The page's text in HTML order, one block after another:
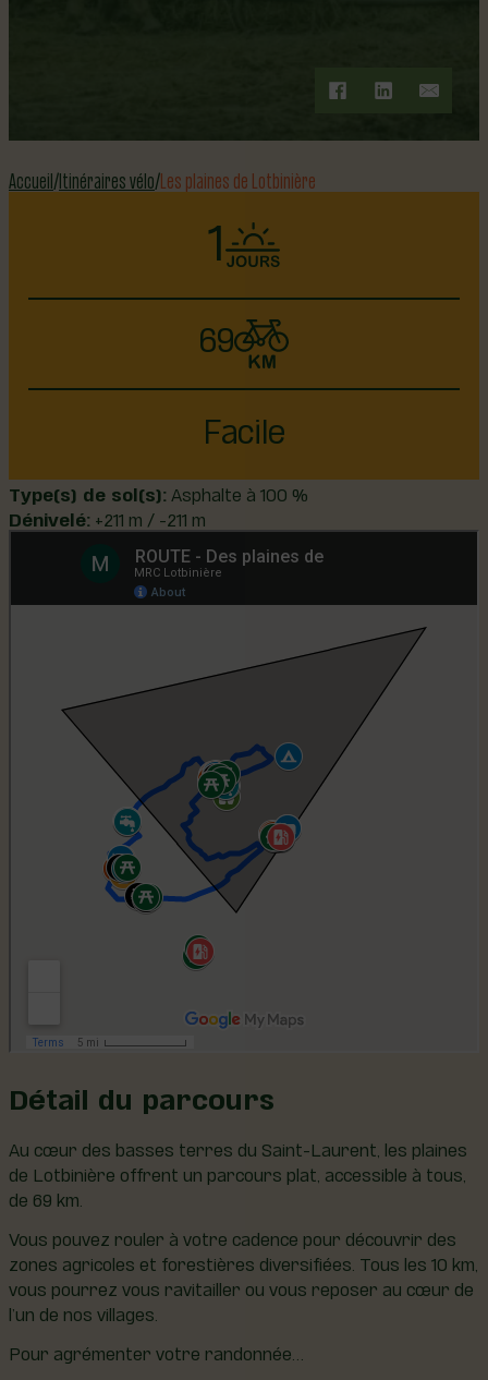
Accueil Itinéraires vélo Les plaines de Lotbinière
1
69
Facile
Type(s) de sol(s): Asphalte à 100 %
Dénivelé: +211 m / -211 m
Détail du parcours
Au cœur des basses terres du Saint-Laurent, les plaines
de Lotbinière offrent un parcours plat, accessible à tous,
de 69 km.
Vous pouvez rouler à votre cadence pour découvrir des
zones agricoles et forestières diversifiées. Tous les 10 km,
vous pourrez vous ravitailler ou vous reposer au cœur de
l’un de nos villages.
Pour agrémenter votre randonnée…